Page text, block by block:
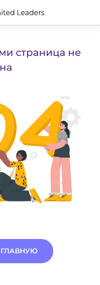
страница не
ГЛАВНУЮ